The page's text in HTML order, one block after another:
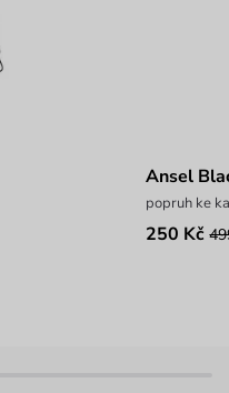
Ansel
popruh ke
250 Kč